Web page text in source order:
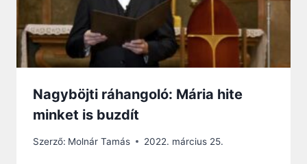
Nagyböjti ráhangoló: Mária hite
minket is buzdít
Szerző: Molnár Tamás 2022. március 25.